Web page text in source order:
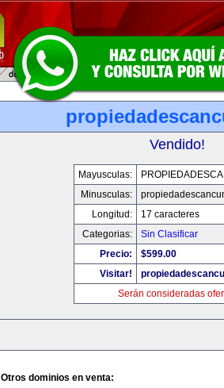
Vendido!
Mayusculas:
Minusculas:
Longitud:
17 caracteres
Categorias:
Sin Clasificar
Precio:
$599.00
Visitar!
Serán consideradas
Otros dominios en venta: